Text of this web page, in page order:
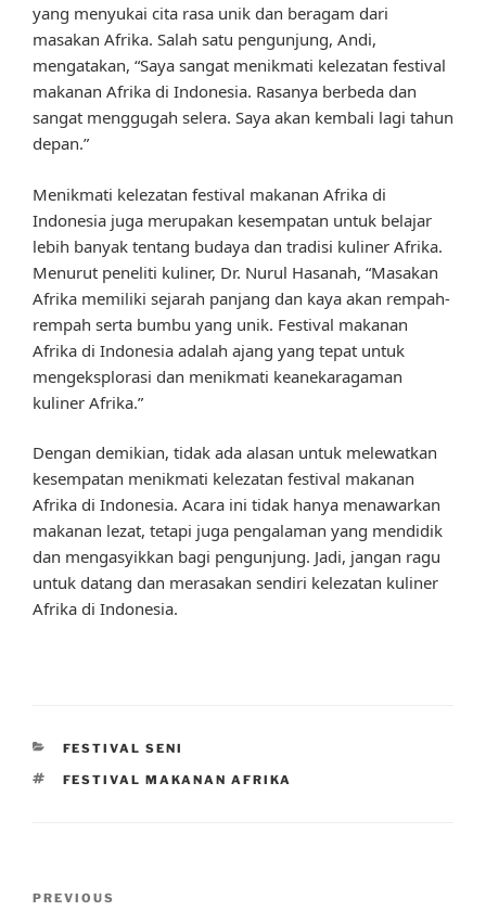
yang menyukai cita rasa unik dan beragam dari
masakan Afrika. Salah satu pengunjung, Andi,
mengatakan, “Saya sangat menikmati kelezatan festival
makanan Afrika di Indonesia. Rasanya berbeda dan
sangat menggugah selera. Saya akan kembali lagi tahun
depan.”
Menikmati kelezatan festival makanan Afrika di
Indonesia juga merupakan kesempatan untuk belajar
lebih banyak tentang budaya dan tradisi kuliner Afrika.
Menurut peneliti kuliner, Dr. Nurul Hasanah, “Masakan
Afrika memiliki sejarah panjang dan kaya akan rempah-
rempah serta bumbu yang unik. Festival makanan
Afrika di Indonesia adalah ajang yang tepat untuk
mengeksplorasi dan menikmati keanekaragaman
kuliner Afrika.”
Dengan demikian, tidak ada alasan untuk melewatkan
kesempatan menikmati kelezatan festival makanan
Afrika di Indonesia. Acara ini tidak hanya menawarkan
makanan lezat, tetapi juga pengalaman yang mendidik
dan mengasyikkan bagi pengunjung. Jadi, jangan ragu
untuk datang dan merasakan sendiri kelezatan kuliner
Afrika di Indonesia.
CATEGORIES
FESTIVAL SENI
TAGS
FESTIVAL MAKANAN AFRIKA
Previous
PREVIOUS